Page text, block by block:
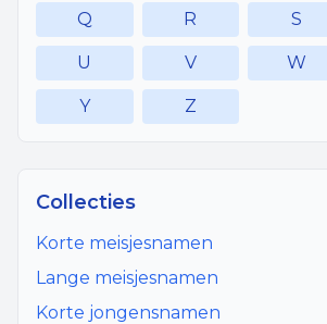
Q R S
U V W
Y Z
Collecties
Korte meisjesnamen
Lange meisjesnamen
Korte jongensnamen